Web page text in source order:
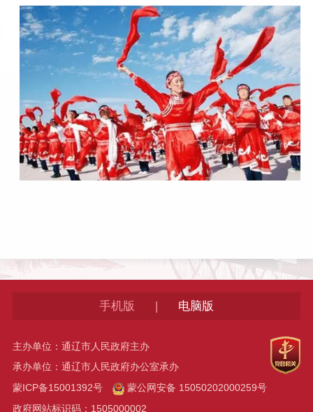
手机版 | 电脑版
主办单位：通辽市人民政府主办
承办单位：通辽市人民政府办公室承办
蒙ICP备15001392号
蒙公网安备 15050202000259号
政府网站标识码：1505000002